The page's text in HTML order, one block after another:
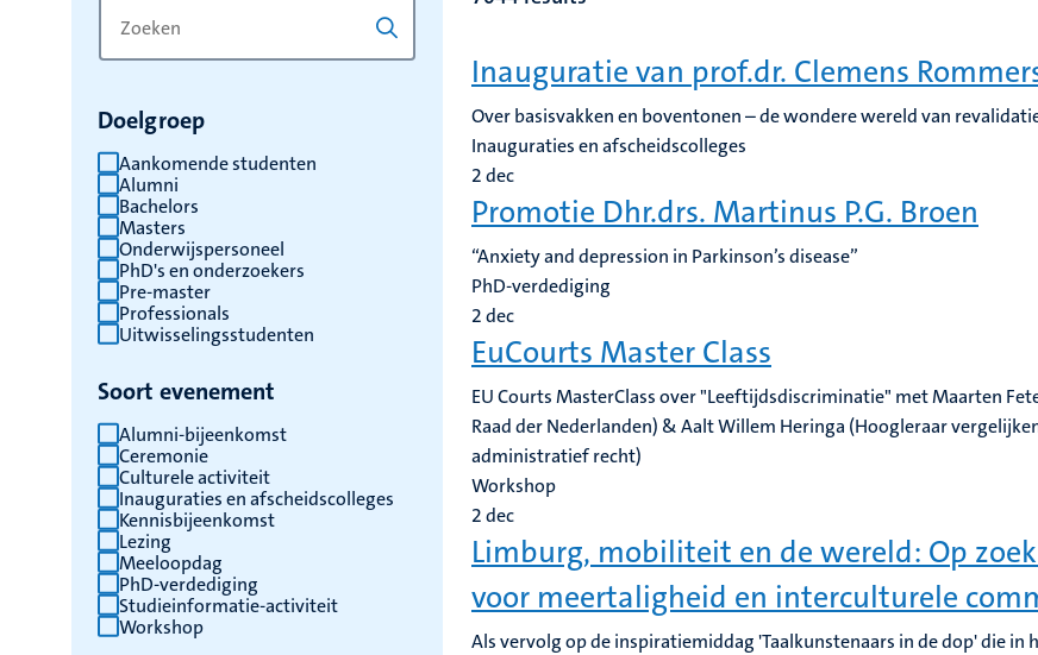
trefwoord
trefwoord
resultaten
vernieuwen
Doelgroep
Aankomende studenten
Alumni
Bachelors
Masters
Onderwijspersoneel
PhD's en onderzoekers
Pre-master
Professionals
Uitwisselingsstudenten
Soort evenement
Alumni-bijeenkomst
Ceremonie
Culturele activiteit
Inauguraties en afscheidscolleges
Kennisbijeenkomst
Lezing
Meeloopdag
PhD-verdediging
Studieinformatie-activiteit
Workshop
Inauguratie van prof.dr. Clemens
Over basisvakken en boventonen – de wondere wereld van
Inauguraties en afscheidscolleges
2dec
Promotie Dhr.drs. Martinus P.G. Broen
“Anxiety and depression in Parkinson’s disease”
PhD-verdediging
2dec
EuCourts Master Class
EU Courts MasterClass over "Leeftijdsdiscriminatie" met Maarten
Raad der Nederlanden) & Aalt Willem Heringa (Hoogleraar
administratief recht)
Workshop
2dec
Limburg, mobiliteit en de wereld: Op
voor meertaligheid en interculturele
Als vervolg op de inspiratiemiddag 'Taalkunstenaars in de dop' die in